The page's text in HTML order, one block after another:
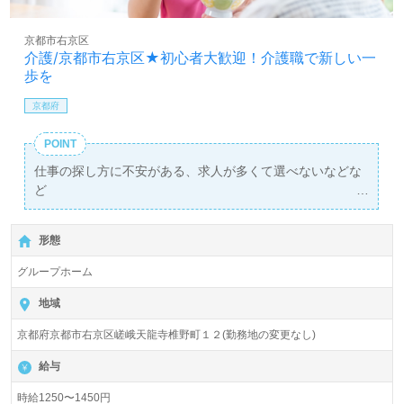
介護/京都市右京区★初心者大歓迎！介護職で新しい一
歩を
京都市右京区
京都府
POINT
仕事の探し方に不安がある、求人が多くて選べないなどな
ど
弊社担当が1対1であなたをサポートします！
形態
グループホーム
地域
京都府京都市右京区嵯峨天龍寺椎野町１２(勤務地の変更なし)
給与
時給1250〜1450円